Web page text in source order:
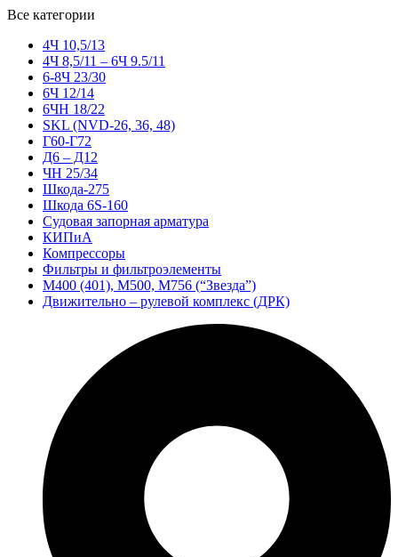
Все категории
4Ч 10,5/13
4Ч 8,5/11 – 6Ч 9.5/11
6-8Ч 23/30
6Ч 12/14
6ЧН 18/22
SKL (NVD-26, 36, 48)
Г60-Г72
Д6 – Д12
ЧН 25/34
Шкода-275
Шкода 6S-160
Судовая запорная арматура
КИПиА
Компрессоры
Фильтры и фильтроэлементы
М400 (401), М500, М756 (“Звезда”)
Движительно – рулевой комплекс (ДРК)